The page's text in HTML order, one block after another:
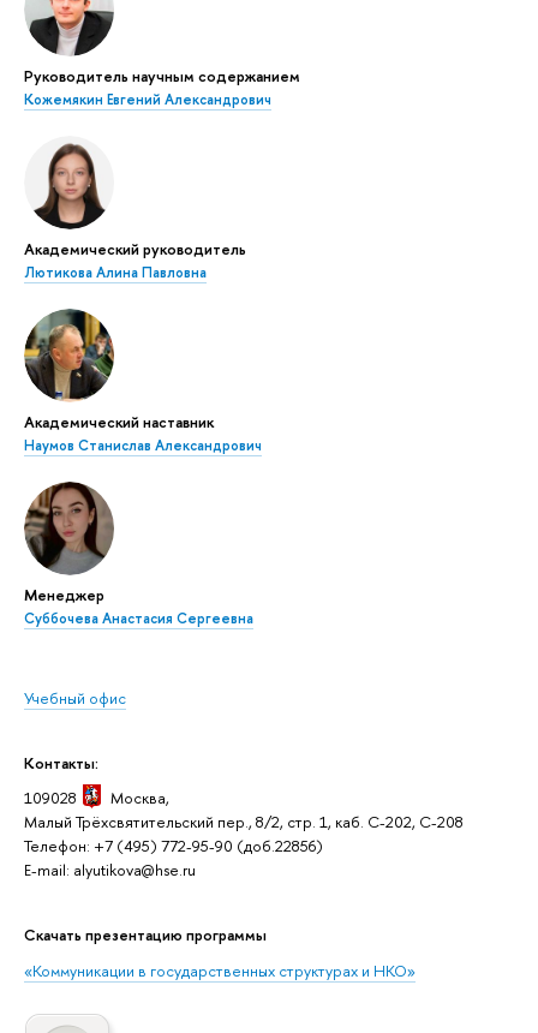
Руководитель научным содержанием
Кожемякин Евгений Александрович
Академический руководитель
Лютикова Алина Павловна
Академический наставник
Наумов Станислав Александрович
Менеджер
Суббочева Анастасия Сергеевна
Учебный офис
Контакты:
109028
Москва,
Малый Трёхсвятительский пер., 8/2, стр. 1, каб. C-202, C-208
Телефон: +7 (495) 772-95-90 (доб.22856)
E-mail: alyutikova@hse.ru
Скачать презентацию программы
«Коммуникации в государственных структурах и НКО»